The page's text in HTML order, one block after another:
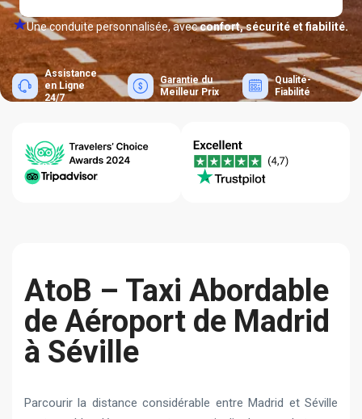
Une conduite personnalisée, avecconfort, sécurité et fiabilité.
Assistance
en Ligne
24/7
Garantie du
Meilleur Prix
Qualité-
Fiabilité
AtoB – Taxi Abordable
de Aéroport de Madrid
à Séville
Parcourir la distance considérable entre Madrid et Séville